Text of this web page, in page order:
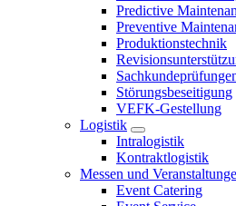
Predictive
Preventive
Produktionstechnik
Störungsbeseitigung
VEFK-Gestellung
Logistik
Intralogistik
Kontraktlogistik
Messen und
Event Catering